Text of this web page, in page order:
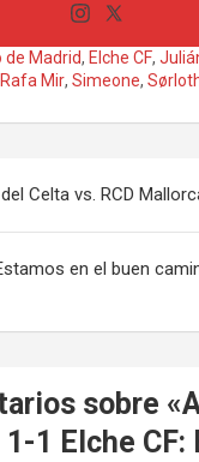
Madrid, Elche CF,
Rafa Mir, Simeone,
Celta vs. RCD
en el buen
sobre «
1 Elche CF: